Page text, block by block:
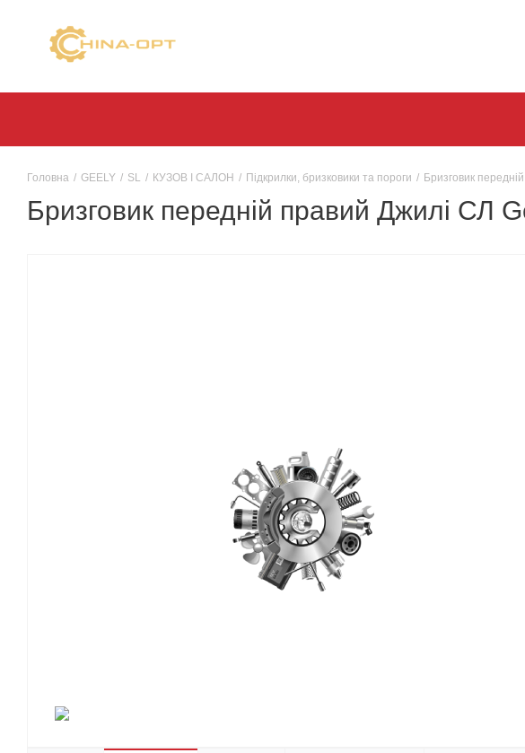
Головна / GEELY / SL / КУЗОВ І САЛОН / Підкрилки, бризковики та пороги / Бризговик
Бризговик передній правий Джилі